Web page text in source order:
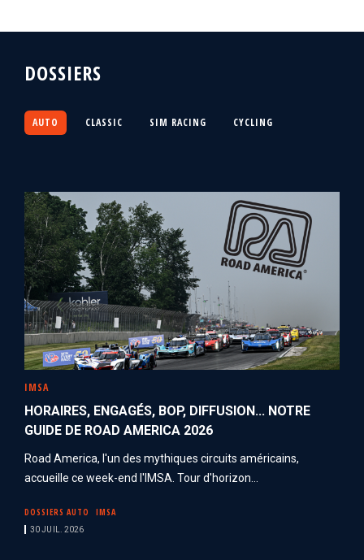
DOSSIERS
AUTO CLASSIC SIM RACING CYCLING
IMSA
HORAIRES, ENGAGÉS, BOP, DIFFUSION... NOTRE
GUIDE DE ROAD AMERICA 2026
Road America, l'un des mythiques circuits américains,
accueille ce week-end l'IMSA. Tour d'horizon...
DOSSIERS AUTO IMSA
30 JUIL. 2026